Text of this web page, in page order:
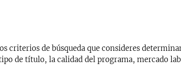
criterios de búsqueda que consideres
de título, la calidad del programa, mercado